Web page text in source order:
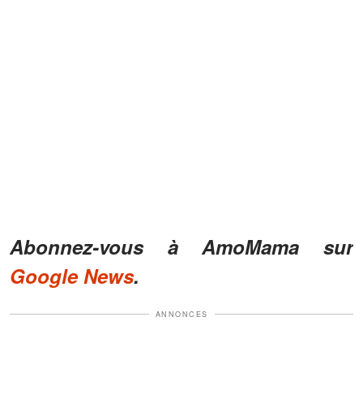
Abonnez-vous à AmoMama sur
Google News.
ANNONCES